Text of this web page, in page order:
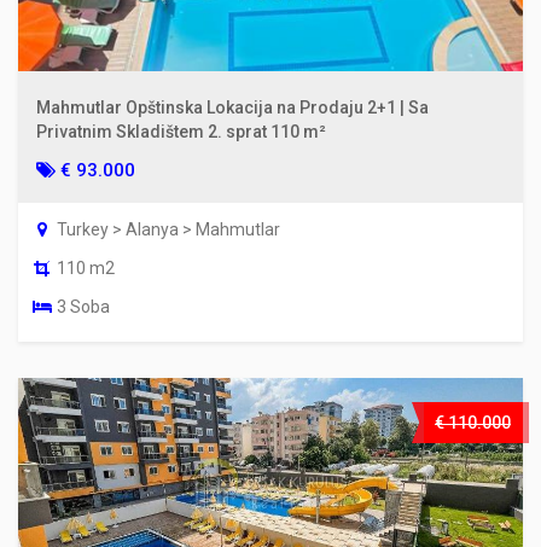
Mahmutlar Opštinska Lokacija na Prodaju 2+1 | Sa
Privatnim Skladištem 2. sprat 110 m²
€ 93.000
Turkey > Alanya > Mahmutlar
110 m2
3 Soba
€ 110.000